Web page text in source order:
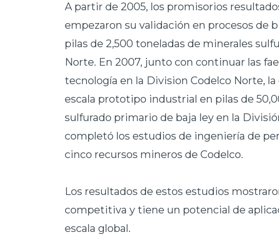
A partir de 2005, los promisorios
empezaron su validación en procesos de
pilas de 2,500 toneladas de minerales
Norte. En 2007, junto con continuar las
tecnología en la Division Codelco Norte,
escala prototipo industrial en pilas de
sulfurado primario de baja ley en la
completó los estudios de ingeniería de
cinco recursos mineros de Codelco.
Los resultados de estos estudios
competitiva y tiene un potencial de
escala global.